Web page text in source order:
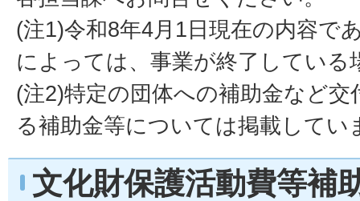
(注1)令和8年4月1日現在の内容で
によっては、事業が終了している
(注2)特定の団体への補助金など
る補助金等については掲載してい
文化財保護活動費等補